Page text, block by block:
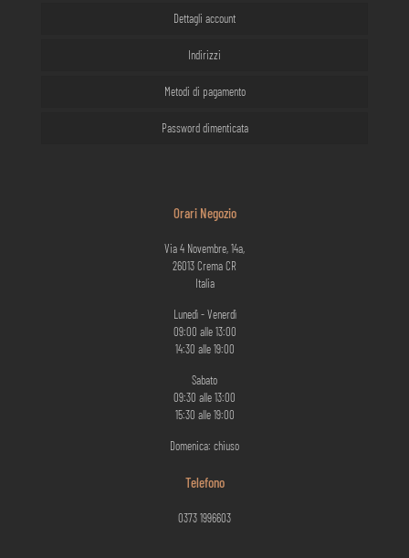
Dettagli account
Indirizzi
Metodi di pagamento
Password dimenticata
Orari Negozio
Via 4 Novembre, 14a,
26013 Crema CR
Italia
Lunedì - Venerdì
09:00 alle 13:00
14:30 alle 19:00
Sabato
09:30 alle 13:00
15:30 alle 19:00
Domenica: chiuso
Telefono
0373 1996603